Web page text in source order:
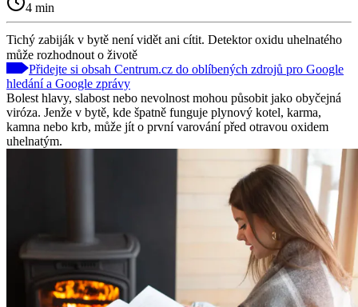
4 min
Tichý zabiják v bytě není vidět ani cítit. Detektor oxidu uhelnatého
může rozhodnout o životě
Přidejte si obsah Centrum.cz do oblíbených zdrojů pro Google
hledání a Google zprávy
Bolest hlavy, slabost nebo nevolnost mohou působit jako obyčejná
viróza. Jenže v bytě, kde špatně funguje plynový kotel, karma,
kamna nebo krb, může jít o první varování před otravou oxidem
uhelnatým.